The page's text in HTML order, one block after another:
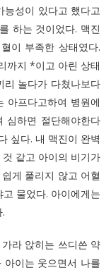
능성이 있다고 했다고
하는 것이었다. 맥진
이 부족한 상태였다.
까지 *이고 아린 상태
리 놀다가 다쳤나보다
아프다고하여 병원에
심하면 절단해야한다
싶다. 내 맥진이 완벽
같고 아이의 비기가
게 풀리지 않고 어혈
물었다. 아이에게는
라 앉히는 쓰디쓴 약
이는 웃으면서 나를